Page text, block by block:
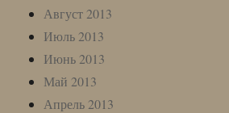
Август 2013
Июль 2013
Июнь 2013
Май 2013
Апрель 2013